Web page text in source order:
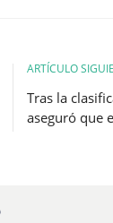
ARTÍCULO
Tras la
aseguró que